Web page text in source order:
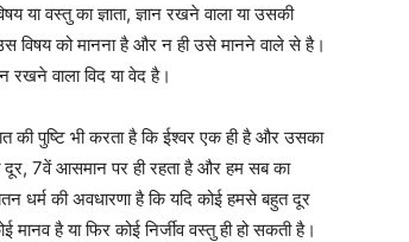
या वस्तु का ज्ञाता, ज्ञान रखने वाला या उसकी
विषय को मानना है और न ही उसे मानने वाले से है।
रखने वाला विद या वेद है।
की पुष्टि भी करता है कि ईश्वर एक ही है और उसका
7वें आसमान पर ही रहता है और हम सब का
धर्म की अवधारणा है कि यदि कोई हमसे बहुत दूर
है या फिर कोई निर्जीव वस्तु ही हो सकती है।